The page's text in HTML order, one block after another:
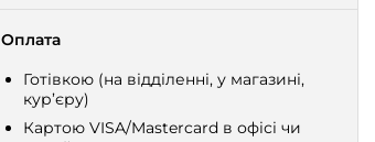
Оплата
Готівкою (на відділенні, у магазині,
кур’єру)
Картою VISA/Mastercard в офісі чи